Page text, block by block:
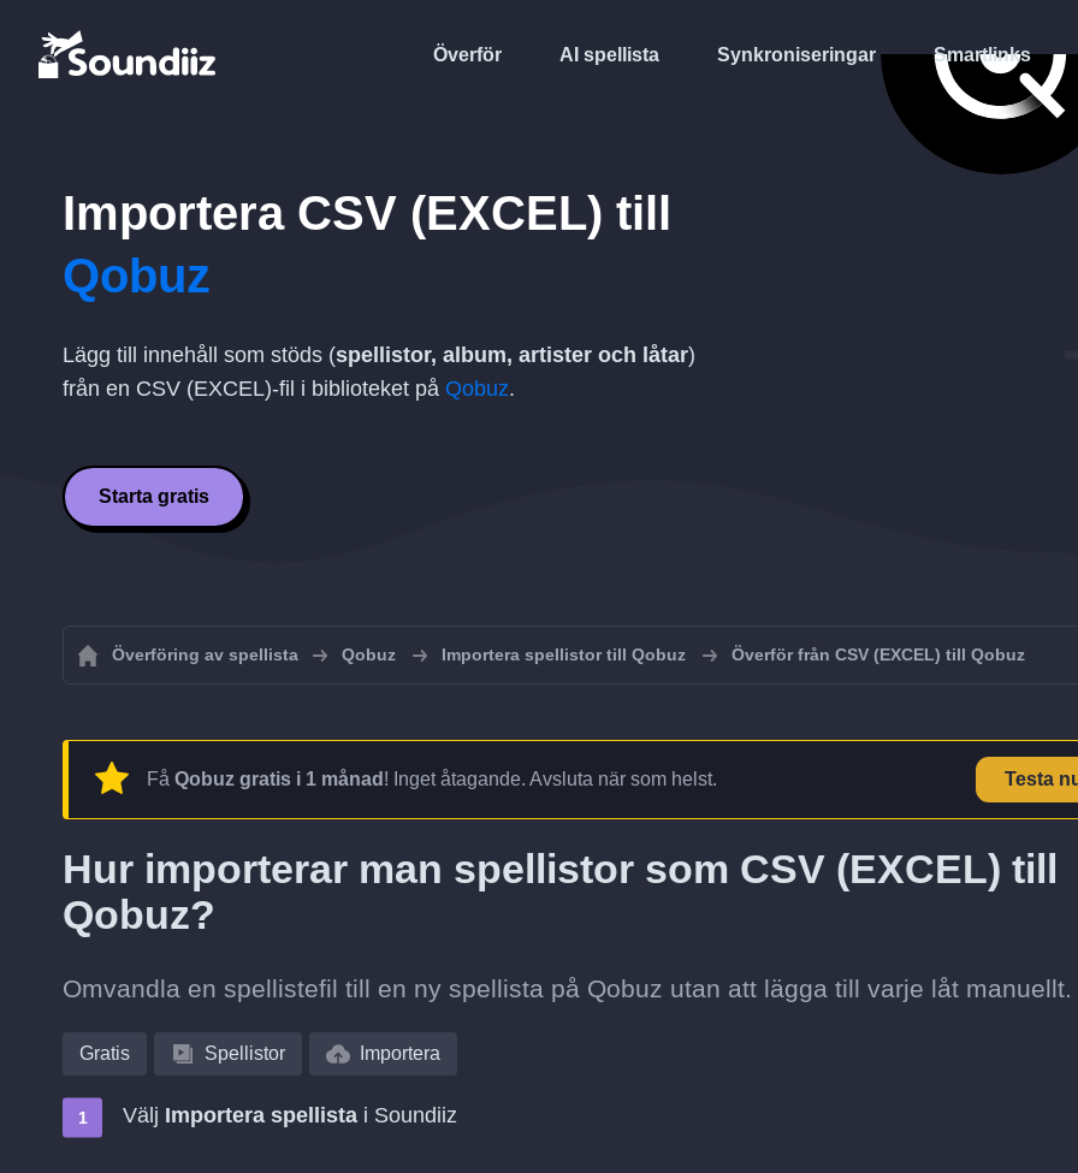
Överför AI spellista Synkroniseringar Smartlinks
Importera CSV (EXCEL) till
Qobuz
Lägg till innehåll som stöds (spellistor, album, artister och låtar)
från en CSV (EXCEL)-fil i biblioteket på Qobuz.
Starta gratis
Överföring av spellista Qobuz Importera spellistor till Qobuz Överför från CSV (EXCEL) till Qobuz
Få Qobuz gratis i 1 månad ! Inget åtagande. Avsluta när som helst. Testa
Hur importerar man spellistor som CSV (EXCEL) till
Qobuz?
Omvandla en spellistefil till en ny spellista på Qobuz utan att lägga till varje låt manuellt.
Gratis Spellistor Importera
Välj Importera spellista i Soundiiz